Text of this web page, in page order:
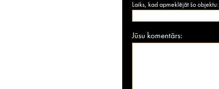
Laiks, kad apmeklējāt šo objektu:
Jūsu komentārs: